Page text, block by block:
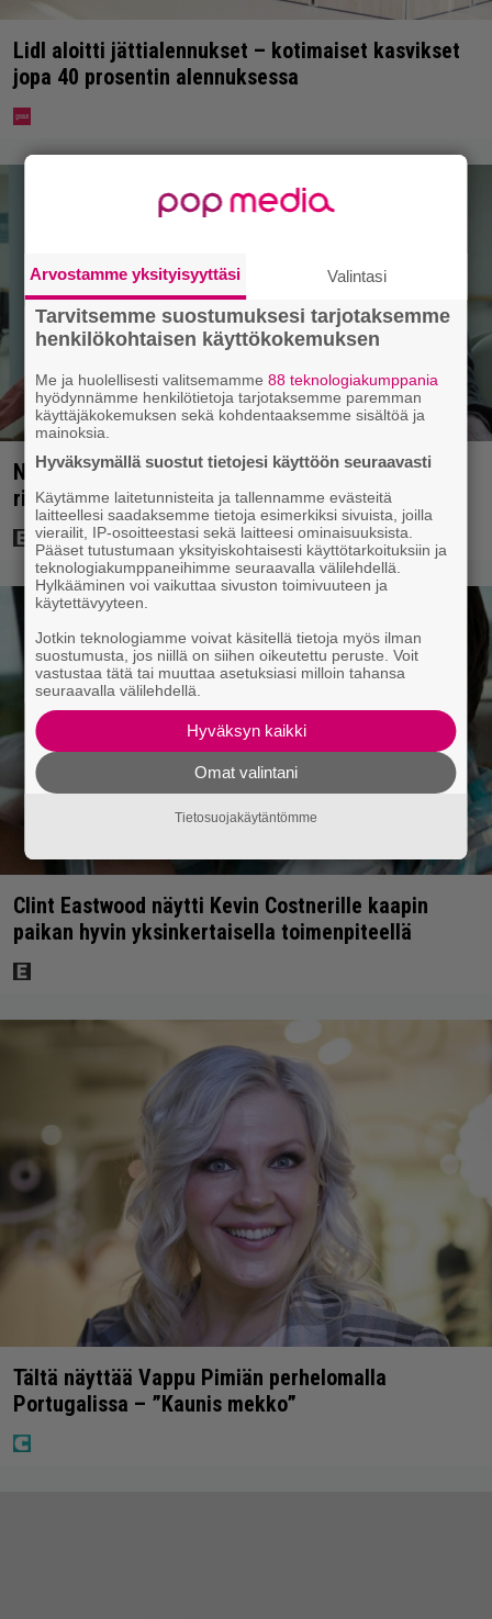
Lidl aloitti jättialennukset – kotimaiset kasvikset
jopa 40 prosentin alennuksessa
Nyt Netflixissä: Yksi viime vuosien parhaista
rikossarjoista – IMDB-arvio 8,8
Clint Eastwood näytti Kevin Costnerille kaapin
paikan hyvin yksinkertaisella toimenpiteellä
Tältä näyttää Vappu Pimiän perhelomalla
Portugalissa – ”Kaunis mekko”
Arvostamme yksityisyyttäsi Valintasi
Tarvitsemme suostumuksesi tarjotaksemme
henkilökohtaisen käyttökokemuksen
Me ja huolellisesti valitsemamme88 teknologiakumppania
hyödynnämme henkilötietoja tarjotaksemme paremman
käyttäjäkokemuksen sekä kohdentaaksemme sisältöä ja
mainoksia.
Hyväksymällä suostut tietojesi käyttöön seuraavasti
Käytämme laitetunnisteita ja tallennamme evästeitä
laitteellesi saadaksemme tietoja esimerkiksi sivuista, joilla
vierailit, IP-osoitteestasi sekä laitteesi ominaisuuksista.
Pääset tutustumaan yksityiskohtaisesti käyttötarkoituksiin ja
teknologiakumppaneihimme seuraavalla välilehdellä.
Hylkääminen voi vaikuttaa sivuston toimivuuteen ja
käytettävyyteen.
Jotkin teknologiamme voivat käsitellä tietoja myös ilman
suostumusta, jos niillä on siihen oikeutettu peruste. Voit
vastustaa tätä tai muuttaa asetuksiasi milloin tahansa
seuraavalla välilehdellä.
Hyväksyn kaikki
Omat valintani
Tietosuojakäytäntömme